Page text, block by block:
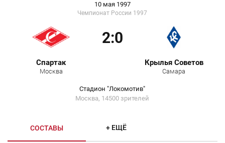
10 мая 1997
Чемпионат России 1997
Спартак
Москва
2:0
Крылья Советов
Самара
Стадион "Локомотив"
Москва, 14500 зрителей
СОСТАВЫ + ЕЩЁ